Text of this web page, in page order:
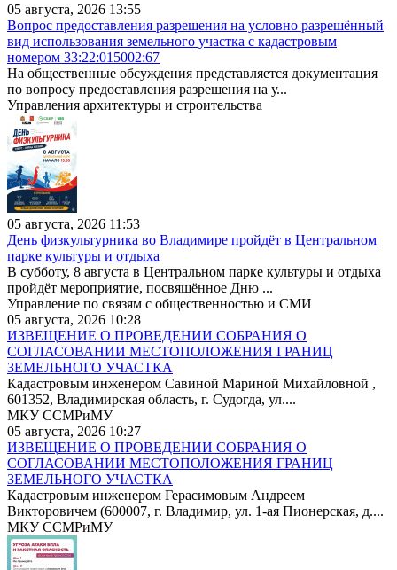
05 августа, 2026 13:55
Вопрос предоставления разрешения на условно разрешённый
вид использования земельного участка с кадастровым
номером 33:22:015002:67
На общественные обсуждения представляется документация
по вопросу предоставления разрешения на у...
Управления архитектуры и строительства
05 августа, 2026 11:53
День физкультурника во Владимире пройдёт в Центральном
парке культуры и отдыха
В субботу, 8 августа в Центральном парке культуры и отдыха
пройдёт мероприятие, посвящённое Дню ...
Управление по связям с общественностью и СМИ
05 августа, 2026 10:28
ИЗВЕЩЕНИЕ О ПРОВЕДЕНИИ СОБРАНИЯ О
СОГЛАСОВАНИИ МЕСТОПОЛОЖЕНИЯ ГРАНИЦ
ЗЕМЕЛЬНОГО УЧАСТКА
Кадастровым инженером Савиной Мариной Михайловной ,
601352, Владимирская область, г. Судогда, ул....
МКУ ССМРиМУ
05 августа, 2026 10:27
ИЗВЕЩЕНИЕ О ПРОВЕДЕНИИ СОБРАНИЯ О
СОГЛАСОВАНИИ МЕСТОПОЛОЖЕНИЯ ГРАНИЦ
ЗЕМЕЛЬНОГО УЧАСТКА
Кадастровым инженером Герасимовым Андреем
Викторовичем (600007, г. Владимир, ул. 1-ая Пионерская, д....
МКУ ССМРиМУ